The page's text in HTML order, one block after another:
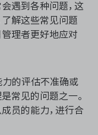
遇到各种问题，这
解这些常见问题
理者更好地应对
的评估不准确或
常见的问题之一。
员的能力，进行合